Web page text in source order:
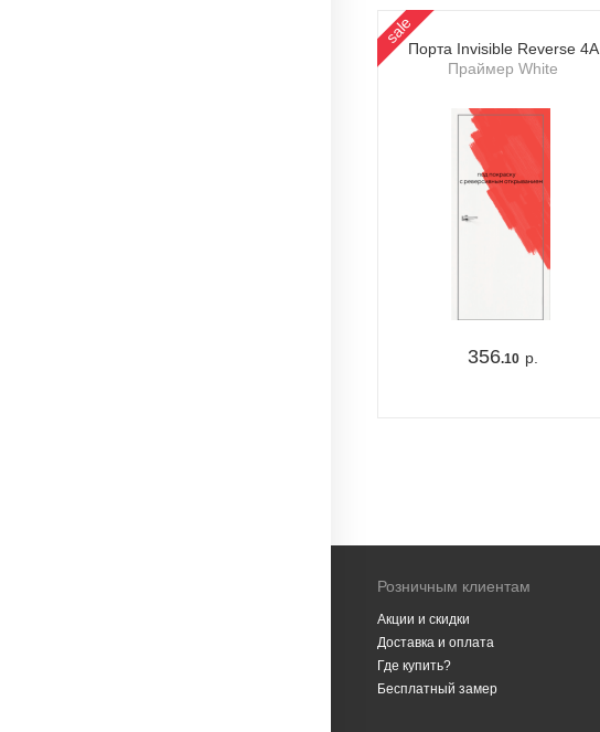
sale
Порта Invisible Reverse 4A
Праймер White
356.10 р.
Розничным клиентам
Акции и скидки
Доставка и оплата
Где купить?
Бесплатный замер